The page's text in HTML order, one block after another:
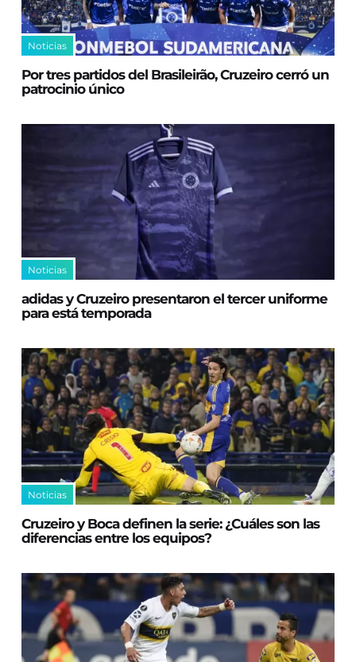
Noticias
Por tres partidos del Brasileirão, Cruzeiro cerró un
patrocinio único
Noticias
adidas y Cruzeiro presentaron el tercer uniforme
para está temporada
Noticias
Cruzeiro y Boca definen la serie: ¿Cuáles son las
diferencias entre los equipos?